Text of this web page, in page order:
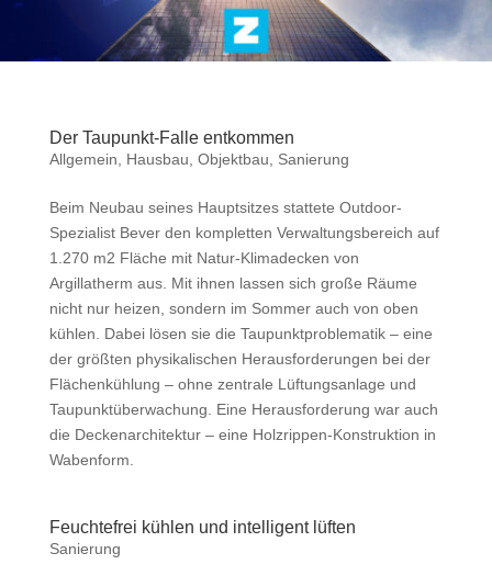
Der Taupunkt-Falle entkommen
Allgemein, Hausbau, Objektbau, Sanierung
Beim Neubau seines Hauptsitzes stattete Outdoor-
Spezialist Bever den kompletten Verwaltungsbereich auf
1.270 m2 Fläche mit Natur-Klimadecken von
Argillatherm aus. Mit ihnen lassen sich große Räume
nicht nur heizen, sondern im Sommer auch von oben
kühlen. Dabei lösen sie die Taupunktproblematik – eine
der größten physikalischen Herausforderungen bei der
Flächenkühlung – ohne zentrale Lüftungsanlage und
Taupunktüberwachung. Eine Herausforderung war auch
die Deckenarchitektur – eine Holzrippen-Konstruktion in
Wabenform.
Feuchtefrei kühlen und intelligent lüften
Sanierung